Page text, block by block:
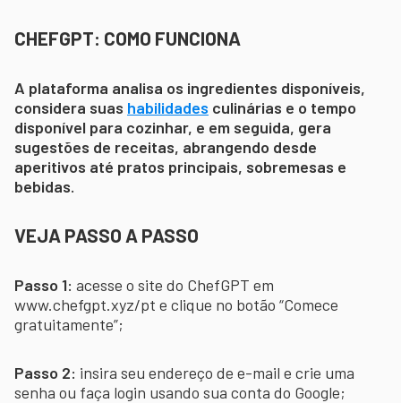
CHEFGPT: COMO FUNCIONA
A plataforma analisa os ingredientes disponíveis,
considera suas habilidades culinárias e o tempo
disponível para cozinhar, e em seguida, gera
sugestões de receitas, abrangendo desde
aperitivos até pratos principais, sobremesas e
bebidas.
VEJA PASSO A PASSO
Passo 1: acesse o site do ChefGPT em
www.chefgpt.xyz/pt e clique no botão “Comece
gratuitamente”;
Passo 2: insira seu endereço de e-mail e crie uma
senha ou faça login usando sua conta do Google;